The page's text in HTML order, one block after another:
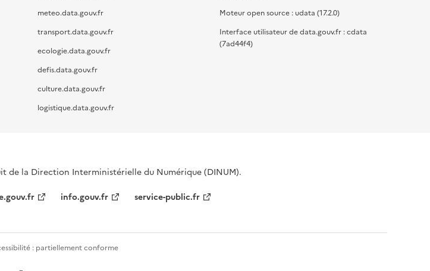
meteo.data.gouv.fr
transport.data.gouv.fr
ecologie.data.gouv.fr
defis.data.gouv.fr
culture.data.gouv.fr
logistique.data.gouv.fr
Moteur open source : udata (17.2.0)
Interface utilisateur de data.gouv.fr : cdata
(7ad44f4)
de la Direction Interministérielle du Numérique (DINUM).
info.gouv.fr service-public.fr
: partiellement conforme